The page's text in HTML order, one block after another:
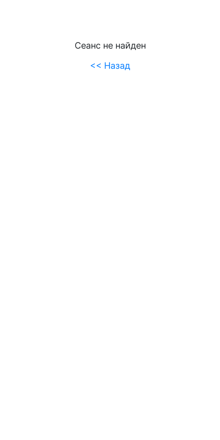
Сеанс не найден
<< Назад